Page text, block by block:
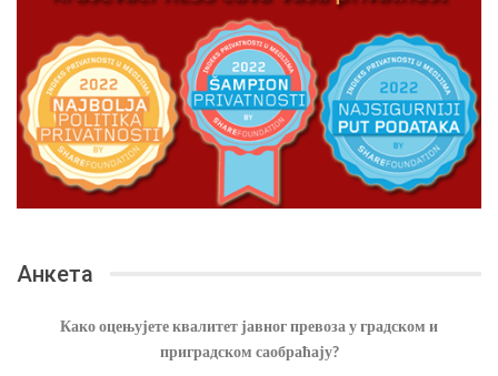
Анкета
Како оцењујете квалитет јавног превоза у градском и
приградском саобраћају?